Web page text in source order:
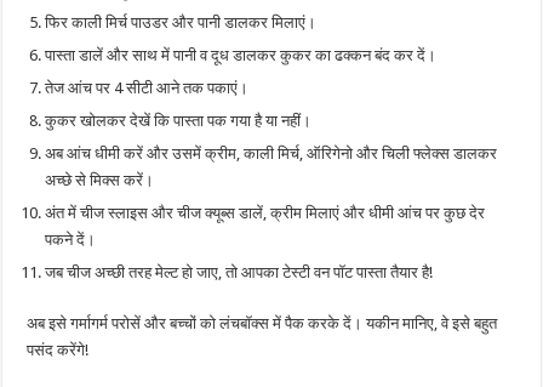
फिर काली मिर्च पाउडर और पानी डालकर मिलाएं।
पास्ता डालें और साथ में पानी व दूध डालकर कुकर का ढक्कन बंद कर दें।
तेज आंच पर 4 सीटी आने तक पकाएं।
कुकर खोलकर देखें कि पास्ता पक गया है या नहीं।
अब आंच धीमी करें और उसमें क्रीम, काली मिर्च, ऑरिगेनो और चिली फ्लेक्स डालकर
अच्छे से मिक्स करें।
अंत में चीज स्लाइस और चीज क्यूब्स डालें, क्रीम मिलाएं और धीमी आंच पर कुछ देर
पकने दें।
जब चीज अच्छी तरह मेल्ट हो जाए, तो आपका टेस्टी वन पॉट पास्ता तैयार है!
अब इसे गर्मागर्म परोसें और बच्चों को लंचबॉक्स में पैक करके दें। यकीन मानिए, वे इसे बहुत
पसंद करेंगे!